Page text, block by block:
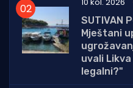
SUTIVAN
Mještani
uvali
legalni?"